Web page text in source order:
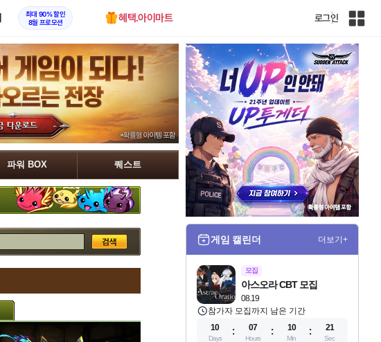
최대 90% 할인
8월 프로모션
혜택.아이마트 로그인
인
전
사
이
트
파워 BOX 퀘스트
게임 캘린더 더보기+
모집
08.19
아스오라 CBT 모집
참가자 모집까지 남은 기간
10
Days
07
Hours
10
Min
20
Sec